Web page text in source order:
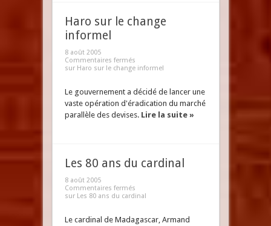
Haro sur le change
informel
8 août 2005
Commentaires fermés
sur Haro sur le change informel
Le gouvernement a décidé de lancer une
vaste opération d'éradication du marché
parallèle des devises. Lire la suite »
Les 80 ans du cardinal
8 août 2005
Commentaires fermés
sur Les 80 ans du cardinal
Le cardinal de Madagascar, Armand